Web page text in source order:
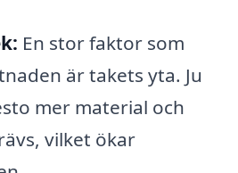
En stor faktor som
är takets yta. Ju
mer material och
vilket ökar